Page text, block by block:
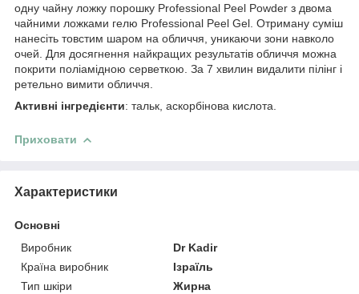
одну чайну ложку порошку Professional Peel Powder з двома
чайними ложками гелю Professional Peel Gel. Отриману суміш
нанесіть товстим шаром на обличчя, уникаючи зони навколо
очей. Для досягнення найкращих результатів обличчя можна
покрити поліамідною серветкою. За 7 хвилин видалити пілінг і
ретельно вимити обличчя.
Активні інгредієнти: тальк, аскорбінова кислота.
Приховати
Характеристики
Основні
Виробник
Dr Kadir
Країна виробник
Ізраїль
Тип шкіри
Жирна